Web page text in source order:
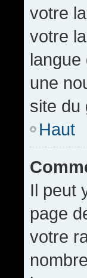
votre
votre
langue
une
site du
Haut
Il peut
page
votre